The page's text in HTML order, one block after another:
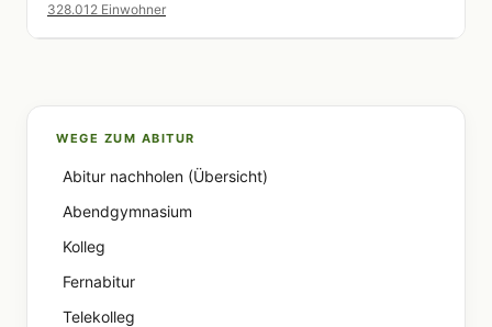
328.012 Einwohner
WEGE ZUM ABITUR
Abitur nachholen (Übersicht)
Abendgymnasium
Kolleg
Fernabitur
Telekolleg